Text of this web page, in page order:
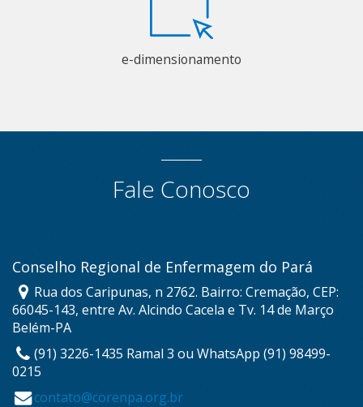
e-dimensionamento
Fale Conosco
Conselho Regional de Enfermagem do Pará
Rua dos Caripunas, n 2762. Bairro: Cremação, CEP:
66045-143, entre Av. Alcindo Cacela e Tv. 14 de Março
Belém-PA
(91) 3226-1435 Ramal 3 ou WhatsApp (91) 98499-
0215
contato@corenpa.org.br